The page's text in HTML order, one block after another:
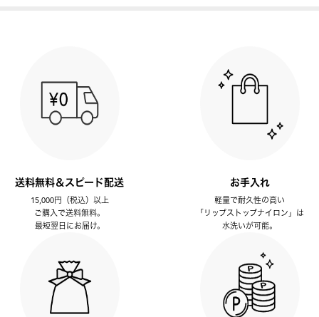
送料無料＆スピード配送
15,000円（税込）以上
ご購入で送料無料。
最短翌日にお届け。
お手入れ
軽量で耐久性の高い
「リップストップナイロン」は
水洗いが可能。